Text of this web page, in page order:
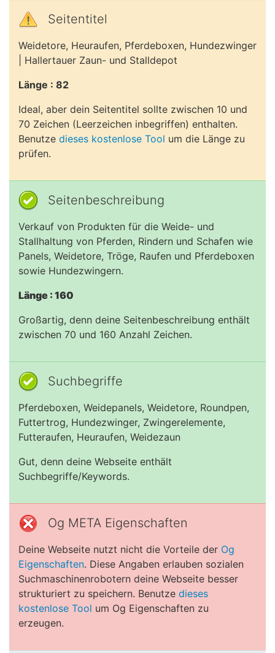
Seitentitel
Weidetore, Heuraufen, Pferdeboxen, Hundezwinger
| Hallertauer Zaun- und Stalldepot
Länge : 82
Ideal, aber dein Seitentitel sollte zwischen 10 und
70 Zeichen (Leerzeichen inbegriffen) enthalten.
Benutze dieses kostenlose Tool um die Länge zu
prüfen.
Seitenbeschreibung
Verkauf von Produkten für die Weide- und
Stallhaltung von Pferden, Rindern und Schafen wie
Panels, Weidetore, Tröge, Raufen und Pferdeboxen
sowie Hundezwingern.
Länge : 160
Großartig, denn deine Seitenbeschreibung enthält
zwischen 70 und 160 Anzahl Zeichen.
Suchbegriffe
Pferdeboxen, Weidepanels, Weidetore, Roundpen,
Futtertrog, Hundezwinger, Zwingerelemente,
Futteraufen, Heuraufen, Weidezaun
Gut, denn deine Webseite enthält
Suchbegriffe/Keywords.
Og META Eigenschaften
Deine Webseite nutzt nicht die Vorteile der Og
Eigenschaften. Diese Angaben erlauben sozialen
Suchmaschinenrobotern deine Webseite besser
strukturiert zu speichern. Benutze dieses
kostenlose Tool um Og Eigenschaften zu
erzeugen.